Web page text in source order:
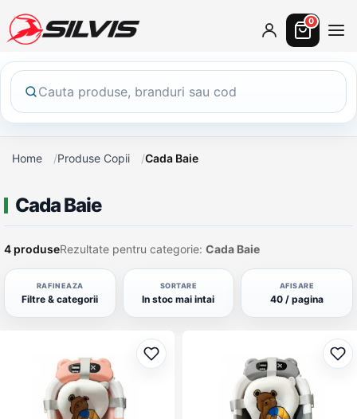
0
Home Produse Copii Cada Baie
Cada Baie
4 produseRezultate pentru categorie: Cada Baie
RAFINEAZA
Filtre & categorii
SORTARE
In stoc mai intai
AFISARE
40 / pagina
Adaugă la favorite